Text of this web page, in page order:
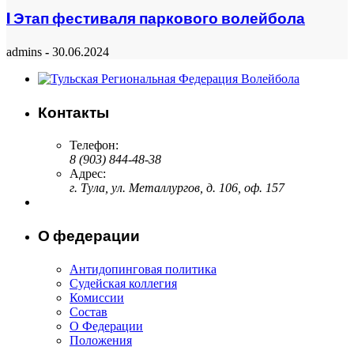
I Этап фестиваля паркового волейбола
admins - 30.06.2024
Контакты
Телефон:
8 (903) 844-48-38
Адрес:
г. Тула, ул. Металлургов, д. 106, оф. 157
О федерации
Антидопинговая политика
Судейская коллегия
Комисcии
Состав
О Федерации
Положения